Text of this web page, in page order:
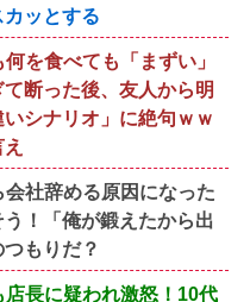
ッとする
を食べても「まずい」
て断った後、友人から明
シナリオ」に絶句ｗｗ
社辞める原因になった
！「俺が鍛えたから出
もりだ？
長に疑われ激怒！10代